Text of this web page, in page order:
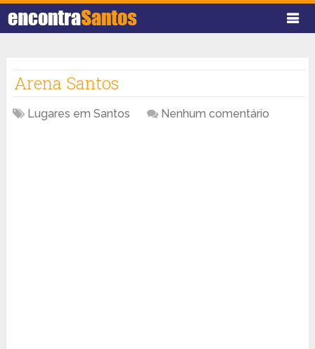
Arena Santos
Lugares em Santos Nenhum comentário